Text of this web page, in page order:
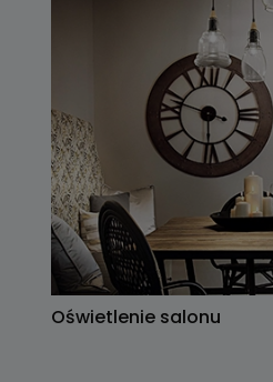
Oświetlenie salonu